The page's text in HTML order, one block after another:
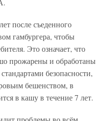
после съеденного
гамбургера, чтобы
Это означает, что
прожарены и обработаны
безопасности,
бешенством, в
в кашу в течение 7 лет.